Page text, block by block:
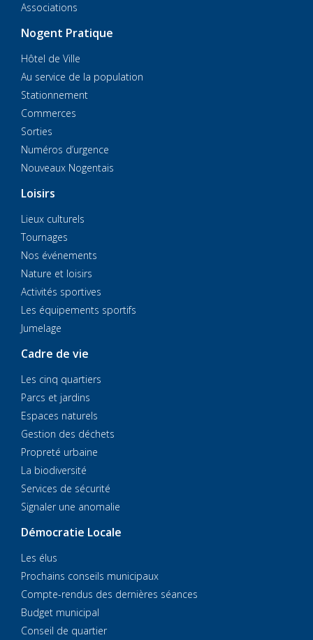
Associations
Nogent Pratique
Hôtel de Ville
Au service de la population
Stationnement
Commerces
Sorties
Numéros d’urgence
Nouveaux Nogentais
Loisirs
Lieux culturels
Tournages
Nos événements
Nature et loisirs
Activités sportives
Les équipements sportifs
Jumelage
Cadre de vie
Les cinq quartiers
Parcs et jardins
Espaces naturels
Gestion des déchets
Propreté urbaine
La biodiversité
Services de sécurité
Signaler une anomalie
Démocratie Locale
Les élus
Prochains conseils municipaux
Compte-rendus des dernières séances
Budget municipal
Conseil de quartier